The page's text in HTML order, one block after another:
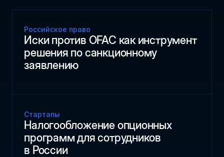
Российское право
Иски против OFAC как инструмент
решения по санкционному
заявлению
Стартапы
Налогообложение опционных
программ для сотрудников
в России